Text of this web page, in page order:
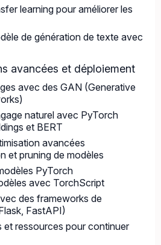
learning pour améliorer les
de génération de texte avec
avancées et déploiement
avec des GAN (Generative
naturel avec PyTorch
et BERT
avancées
et pruning de modèles
PyTorch
avec TorchScript
des frameworks de
FastAPI)
et ressources pour continuer